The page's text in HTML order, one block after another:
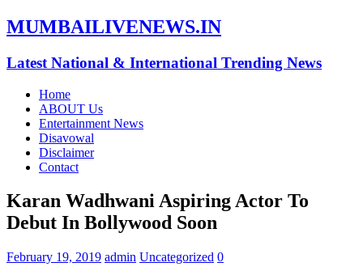
MUMBAILIVENEWS.IN
Latest National & International Trending News
Home
ABOUT Us
Entertainment News
Disavowal
Disclaimer
Contact
Karan Wadhwani Aspiring Actor To
Debut In Bollywood Soon
February 19, 2019 admin Uncategorized 0